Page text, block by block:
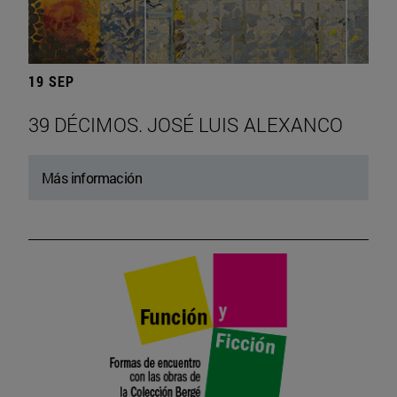
19 SEP
39 DÉCIMOS. JOSÉ LUIS ALEXANCO
Más información